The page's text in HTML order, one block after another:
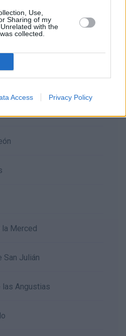
Use,
Sharing of my
with the
collected.
Access Privacy Policy
Merced
San Julián
las Angustias